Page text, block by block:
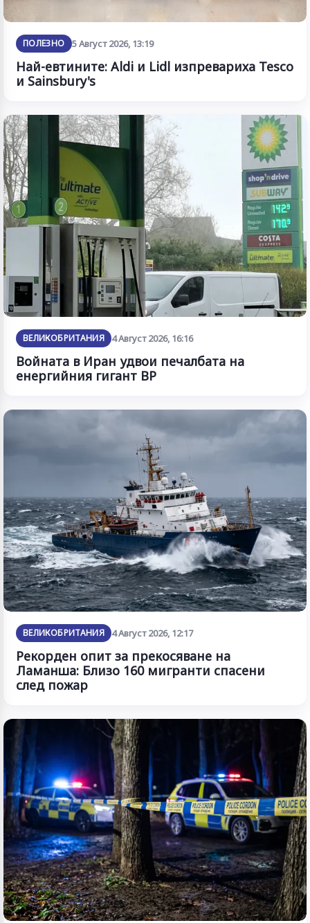
ПОЛЕЗНО 5 Август 2026, 13:19
Най-евтините: Aldi и Lidl изпревариха Tesco
и Sainsbury's
ВЕЛИКОБРИТАНИЯ 4 Август 2026, 16:16
Войната в Иран удвои печалбата на
енергийния гигант BP
ВЕЛИКОБРИТАНИЯ 4 Август 2026, 12:17
Рекорден опит за прекосяване на
Ламанша: Близо 160 мигранти спасени
след пожар